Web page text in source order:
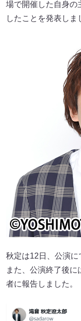
場で開催した自身の
したことを発表しま
秋定は12日、公演に
また、公演終了後
者に報告しました。